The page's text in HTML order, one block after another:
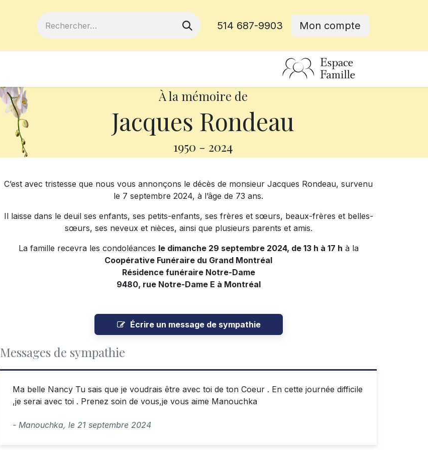
514 687-9903 Mon compte
À la mémoire de
Jacques Rondeau
1950 - 2024
C’est avec tristesse que nous vous annonçons le décès de monsieur Jacques Rondeau, survenu
le 7 septembre 2024, à l’âge de 73 ans.
Il laisse dans le deuil ses enfants, ses petits-enfants, ses frères et sœurs, beaux-frères et belles-
sœurs, ses neveux et nièces, ainsi que plusieurs parents et amis.
La famille recevra les condoléances le dimanche 29 septembre 2024, de 13 h à 17 h à la
Coopérative Funéraire du Grand Montréal
Résidence funéraire Notre-Dame
9480, rue Notre-Dame E à Montréal
Écrire un message de sympathie
Messages de sympathie
Ma belle Nancy Tu sais que je voudrais être avec toi de ton Coeur . En cette journée difficile
,je serai avec toi . Prenez soin de vous,je vous aime Manouchka
- Manouchka, le 21 septembre 2024